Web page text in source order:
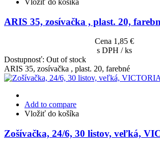
ARIS 35, zosívačka , plast. 20,
Cena 1,85 €
s DPH / ks
Dostupnosť: Out of stock
ARIS 35, zosívačka , plast. 20, farebné
Add to compare
Vložiť do košíka
Zošívačka, 24/6, 30 listov, veľká,